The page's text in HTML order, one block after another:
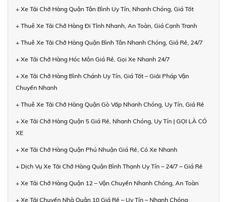
+ Xe Tải Chở Hàng Quận Tân Bình Uy Tín, Nhanh Chóng, Giá Tốt
+ Thuê Xe Tải Chở Hàng Đi Tỉnh Nhanh, An Toàn, Giá Cạnh Tranh
+ Thuê Xe Tải Chở Hàng Quận Bình Tân Nhanh Chóng, Giá Rẻ, 24/7
+ Xe Tải Chở Hàng Hóc Môn Giá Rẻ, Gọi Xe Nhanh 24/7
+ Xe Tải Chở Hàng Bình Chánh Uy Tín, Giá Tốt – Giải Pháp Vận
Chuyển Nhanh
+ Thuê Xe Tải Chở Hàng Quận Gò Vấp Nhanh Chóng, Uy Tín, Giá Rẻ
+ Xe Tải Chở Hàng Quận 5 Giá Rẻ, Nhanh Chóng, Uy Tín | GỌI LÀ CÓ
XE
+ Xe Tải Chở Hàng Quận Phú Nhuận Giá Rẻ, Có Xe Nhanh
+ Dịch Vụ Xe Tải Chở Hàng Quận Bình Thạnh Uy Tín – 24/7 – Giá Rẻ
+ Xe Tải Chở Hàng Quận 12 – Vận Chuyển Nhanh Chóng, An Toàn
+ Xe Tải Chuyển Nhà Quận 10 Giá Rẻ – Uy Tín – Nhanh Chóng